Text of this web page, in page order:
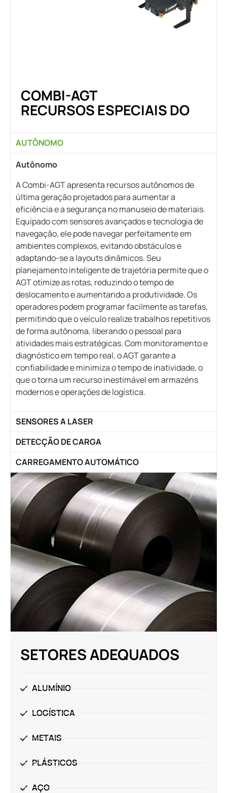
COMBI-AGT
RECURSOS ESPECIAIS DO
AUTÔNOMO
Autônomo
A Combi-AGT apresenta recursos autônomos de
última geração projetados para aumentar a
eficiência e a segurança no manuseio de materiais.
Equipado com sensores avançados e tecnologia de
navegação, ele pode navegar perfeitamente em
ambientes complexos, evitando obstáculos e
adaptando-se a layouts dinâmicos. Seu
planejamento inteligente de trajetória permite que o
AGT otimize as rotas, reduzindo o tempo de
deslocamento e aumentando a produtividade. Os
operadores podem programar facilmente as tarefas,
permitindo que o veículo realize trabalhos repetitivos
de forma autônoma, liberando o pessoal para
atividades mais estratégicas. Com monitoramento e
diagnóstico em tempo real, o AGT garante a
confiabilidade e minimiza o tempo de inatividade, o
que o torna um recurso inestimável em armazéns
modernos e operações de logística.
SENSORES A LASER
DETECÇÃO DE CARGA
CARREGAMENTO AUTOMÁTICO
SETORES ADEQUADOS
ALUMÍNIO
LOGÍSTICA
METAIS
PLÁSTICOS
AÇO